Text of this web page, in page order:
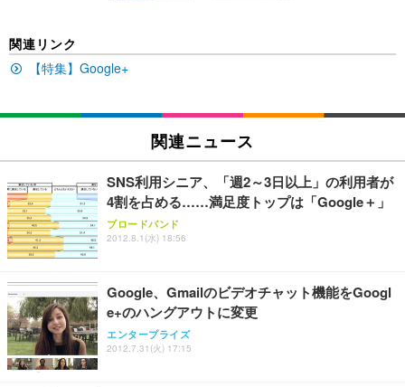
ュチェア 人間工学 疲れない ブラック
￥27,999
Sezlife オフィスチェア デスクチェア 疲れない テレ
ワーク チェア 強化バックレスト 30度ロッキング機
レスト 3Dヘッドレスト ハンガー付き 高反発クッシ
ョン PCチェア 通気性メッシュ ゲーミング/勉強/事
務用 おしゃれ パソコンチェア (ブラック)
￥7,680
Sezlife オフィスチェア デスクチェア 疲れない テレ
レスト 3Dヘッドレスト ハンガー付き 高反発クッシ
ョン PCチェア 通気性メッシュ ゲーミング/勉強/事
務用 おしゃれ パソコンチェア (ホワイト)
￥7,680
ANDWINT オフィスチェア デスクチェア 肘なし メ
イト
【純正品】27"ゲーミングモニター DualSense 充電
フック付き（CFI-ZDM1J）
￥49,979
【整備済み品】Dell E2724HS 27インチ 液晶モニタ
応 ComfortView ビジネス向け
￥15,800
【MiniLED/24.5inch/280Hz/FHD】GRAPHT THE S
x2袋(84枚) ホワイト(吸収面:ライトブルー)
￥3,234
ネオ・ルーライフ ネオ・オムツ L 中型犬用 26枚入
り 単品
￥1,800
Smart Basic(スマートベーシック) 【Amazon.co.jp
￥3,670
アイリスオーヤマ ペットシーツ 超厚型 お徳用 レギ
関連リンク
【特集】Google+
関連ニュース
SNS利用シニア、「週2～3日以上」の利用者が
4割を占める……満足度トップは「Google＋」
ブロードバンド
2012.8.1(水) 18:56
Google、Gmailのビデオチャット機能をGoogl
e+のハングアウトに変更
エンタープライズ
2012.7.31(火) 17:15